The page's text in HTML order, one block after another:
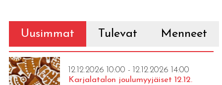
Uusimmat Tulevat Menneet
12.12.2026 10:00 - 12.12.2026 14:00
Karjalatalon joulumyyjäiset 12.12.